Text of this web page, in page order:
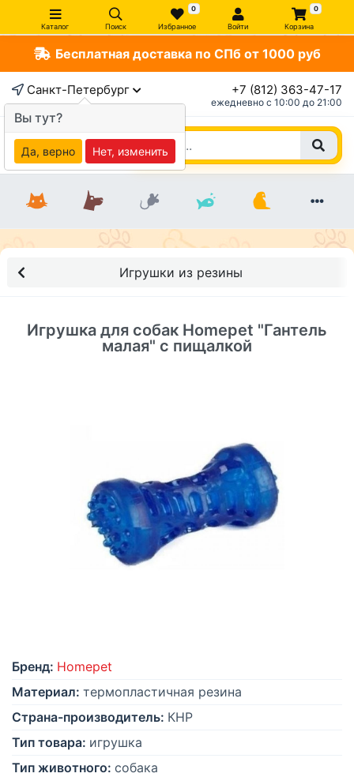
Каталог Поиск
0
Избранное Войти
0
Корзина
Бесплатная доставка по СПб от 1000 руб
Санкт-Петербург +7 (812) 363-47-17
ежедневно c 10:00 до 21:00
Игрушки из резины
Игрушка для собак Homepet "Гантель
малая" с пищалкой
Бренд: Homepet
Материал: термопластичная резина
Страна-производитель: КНР
Тип товара: игрушка
Тип животного: собака
Вы тут?
Да, верно Нет, изменить